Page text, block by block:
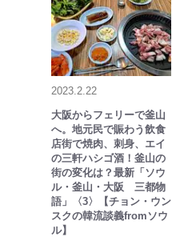
2023.2.22
大阪からフェリーで釜山
へ。地元民で賑わう飲食
店街で焼肉、刺身、エイ
の三軒ハシゴ酒！釜山の
街の変化は？最新「ソウ
ル・釜山・大阪 三都物
語」〈3〉【チョン・ウン
スクの韓流談義fromソウ
ル】